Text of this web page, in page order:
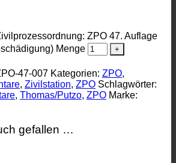
ZPO 47. Auflage
Menge
47-007 Kategorien: ZPO,
, Zivilstation, ZPO Schlagwörter:
, Thomas/Putzo, ZPO Marke:
gefallen …